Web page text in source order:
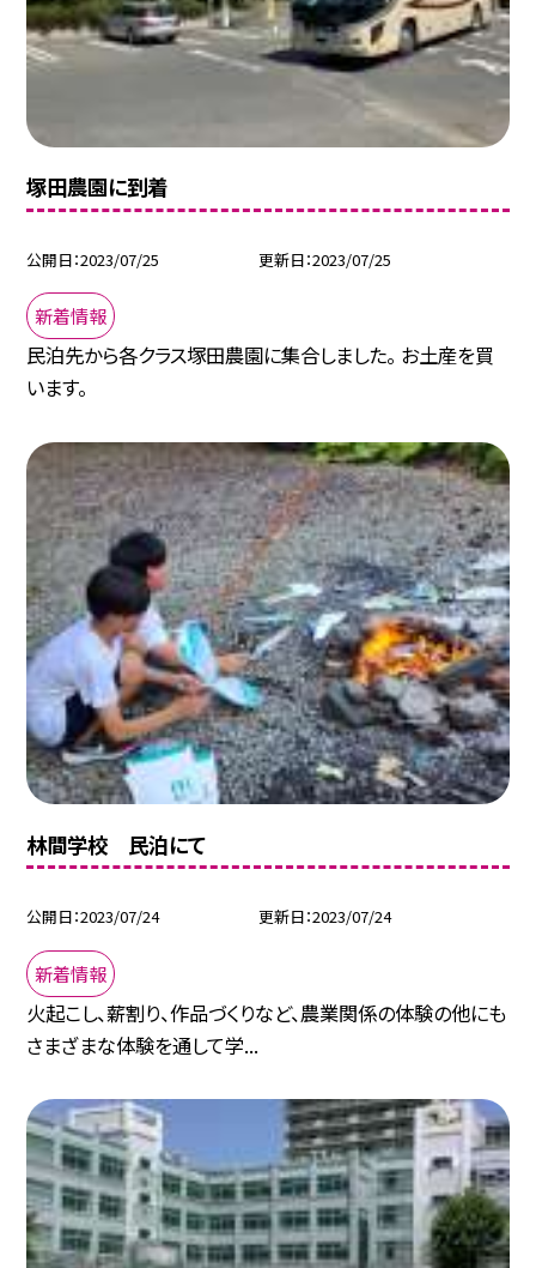
塚田農園に到着
公開日 2023/07/25 更新日 2023/07/25
新着情報
民泊先から各クラス塚田農園に集合しました。 お土産を買
います。
林間学校 民泊にて
公開日 2023/07/24 更新日 2023/07/24
新着情報
火起こし、薪割り、作品づくりなど、農業関係の体験の他にも
さまざまな体験を通して学...